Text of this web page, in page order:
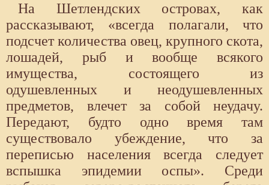
На Шетлендских островах, как
рассказывают, «всегда полагали, что
подсчет количества овец, крупного скота,
лошадей, рыб и вообще всякого
имущества, состоящего из
одушевленных и неодушевленных
предметов, влечет за собой неудачу.
Передают, будто одно время там
существовало убеждение, что за
переписью населения всегда следует
вспышка эпидемии оспы». Среди